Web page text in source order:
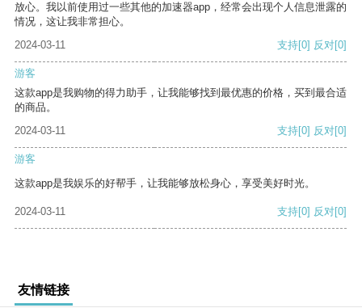
放心。我以前使用过一些其他的加速器app，经常会出现个人信息泄露的
情况，这让我非常担心。
2024-03-11
支持[0] 反对[0]
游客
这款app是我购物的得力助手，让我能够找到最优惠的价格，买到最合适
的商品。
2024-03-11
支持[0] 反对[0]
游客
这款app是我娱乐的好帮手，让我能够放松身心，享受美好时光。
2024-03-11 支持[0] 反对[0]
友情链接